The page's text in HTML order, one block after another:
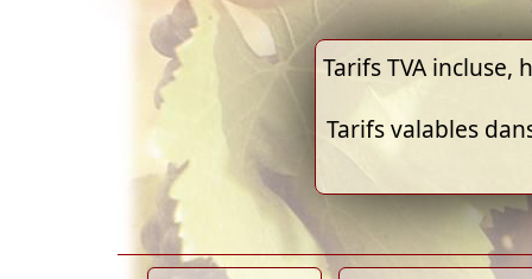
Tarifs TVA
Tarifs valables